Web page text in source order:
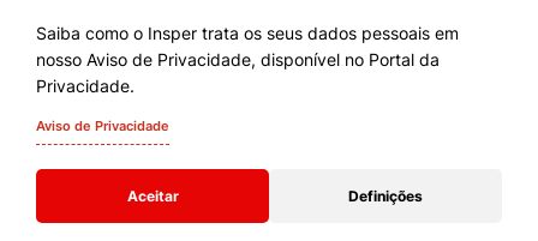
Saiba como o Insper trata os seus dados pessoais em
nosso Aviso de Privacidade, disponível no Portal da
Privacidade.
Aviso de Privacidade
Aceitar Definições
Cursos
Quem Somos
Comunidade Transforme
Campus